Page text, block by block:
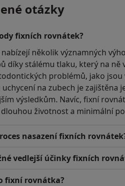
otázky
fixních rovnátek?
několik významných
díky stálému tlaku, který na
problémů, jako
na zubech je zajištěna
výsledkům. Navíc, fixní
životnost a minimální
nasazení fixních
vedlejší účinky fixních
fixní rovnátka?